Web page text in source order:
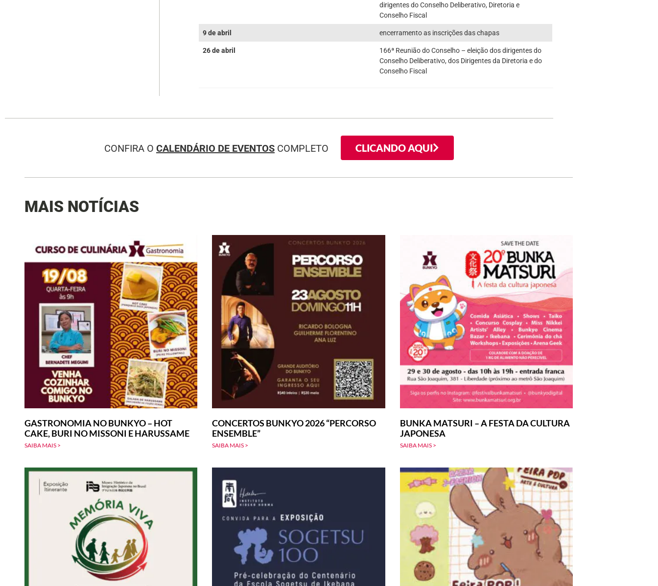
dirigentes do Conselho Deliberativo, Diretoria e
Conselho Fiscal
9 de abril encerramento as inscrições das chapas
26 de abril
166ª Reunião do Conselho – eleição dos dirigentes do
Conselho Deliberativo, dos Dirigentes da Diretoria e do
Conselho Fiscal
CONFIRA O CALENDÁRIO DE EVENTOS COMPLETO CLICANDO AQUI
MAIS NOTÍCIAS
GASTRONOMIA NO BUNKYO – HOT
CAKE, BURI NO MISSONI E HARUSSAME
SAIBA MAIS >
CONCERTOS BUNKYO 2026 “PERCORSO
ENSEMBLE”
SAIBA MAIS >
BUNKA MATSURI – A FESTA DA CULTURA
JAPONESA
SAIBA MAIS >